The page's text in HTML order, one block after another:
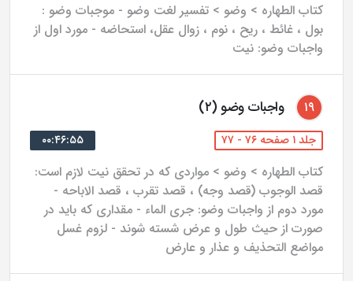
کتاب الطهاره > وضو > تفسیر لغت وضو - موجبات وضو :
بول ، غائط ، ریح ، نوم ، زوال عقل، استحاضه - مورد اول از
واجبات وضو: نیت
۱۹ واجبات وضو (۲)
جلد ۱ صفحه ۷۶ - ۷۷ ۰۰:۴۶:۵۵
کتاب الطهاره > وضو > مواردی که در تحقق نیت لازم است:
قصد الوجوب (قصد وجه) ، قصد تقرب ، قصد الاباحه -
مورد دوم از واجبات وضو: جری الماء - مقداری که باید در
صورت از حیث طول و عرض شسته شوند - لزوم غسل
مواضع التحذیف و عذار و عارض